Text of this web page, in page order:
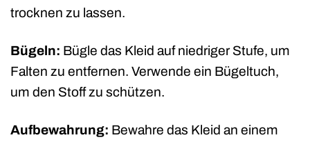
trocknen zu lassen.
Bügeln: Bügle das Kleid auf niedriger Stufe, um
Falten zu entfernen. Verwende ein Bügeltuch,
um den Stoff zu schützen.
Aufbewahrung: Bewahre das Kleid an einem